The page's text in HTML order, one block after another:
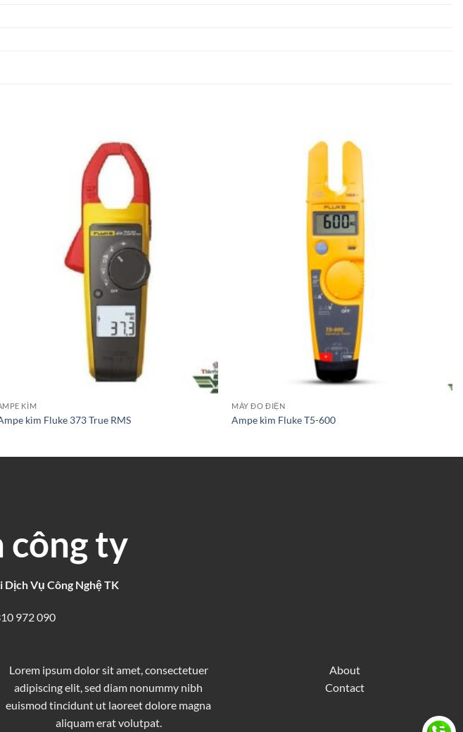
KÌM
kìm Fluke 373 True RMS
MÁY ĐO ĐIỆN
Ampe kìm Fluke T5-600
công ty
Vụ Công Nghệ TK
972 090
Lorem ipsum dolor sit amet, consectetuer
adipiscing elit, sed diam nonummy nibh
euismod tincidunt ut laoreet dolore magna
aliquam erat volutpat.
About
Contact